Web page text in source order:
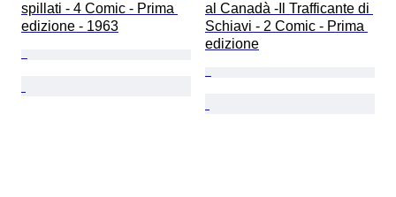
spillati - 4 Comic - Prima
edizione - 1963
al Canadà -Il Trafficante di
Schiavi - 2 Comic - Prima
edizione